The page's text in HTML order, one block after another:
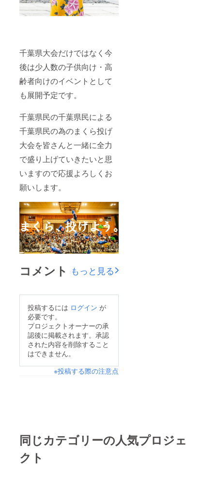
千葉県大会だけではなく今
後は少人数の子供向け・高
齢者向けのイベントとして
も展開予定です。
千葉県民の千葉県民による
千葉県民の為のまくら投げ
大会を皆さんと一緒に全力
で盛り上げていきたいと思
いますので応援よろしくお
願いします。
コメント もっと見る
投稿するには ログイン が
必要です。
プロジェクトオーナーの承
認後に掲載されます。承認
された内容を削除すること
はできません。
※投稿する際の注意点
同じカテゴリーの人気プロジェ
クト